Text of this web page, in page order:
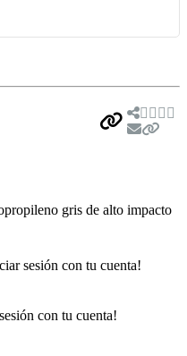
gris de alto impacto
sesión con tu cuenta!
con tu cuenta!